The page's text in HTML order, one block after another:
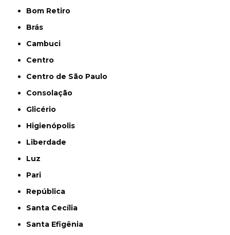
Bom Retiro
Brás
Cambuci
Centro
Centro de São Paulo
Consolação
Glicério
Higienópolis
Liberdade
Luz
Pari
República
Santa Cecília
Santa Efigênia